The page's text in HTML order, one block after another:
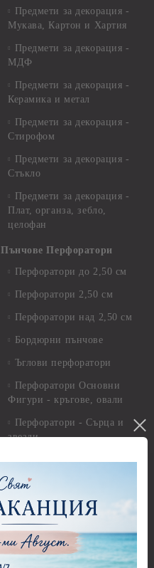
Предмети за декорация -
Мукава, Картон и Хартия
Предмети за декорация -
МДФ
Предмети за декорация -
Керамика и метал
Предмети за декорация -
Стирофом
Предмети за декорация -
Стъкло
Предмети за декорация -
Плат, органза, зебло,
целофан
Пънчове Перфоратори
Перфоратори до 2,50 см
Перфоратори 2,50 см
Перфоратори над 2,50 см
Бордюрни пънчове
Ъглови перфоратори
Перфоратори Основни
Фигури - кръгове, овали
Перфоратори - Сърца и
звезди
Перфоратори - Цветя, листа
Перфоратори - Животни
Перфоратори - Коледни и
Зимни